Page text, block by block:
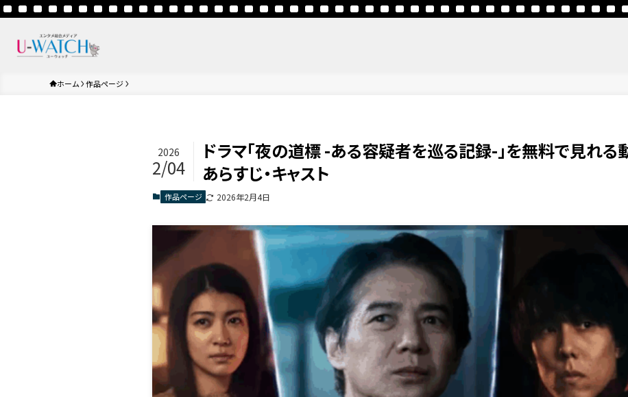
ホーム 作品ページ
ドラマ「夜の道標 -ある容疑者を巡る記録-」を無料で見れる
あらすじ・キャスト
2026
2/04
作品ページ 2026年2月4日